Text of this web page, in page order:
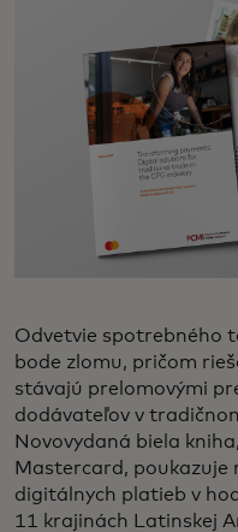
Odvetvie spotrebného
bode zlomu, pričom
stávajú prelomovými
dodávateľov v
Novovydaná biela
Mastercard, poukazuje
digitálnych platieb v
11 krajinách Latinskej